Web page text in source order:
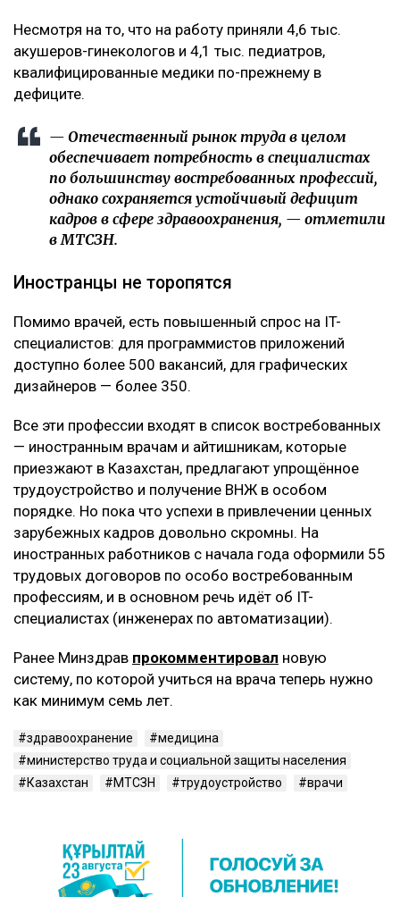
Несмотря на то, что на работу приняли 4,6 тыс.
акушеров-гинекологов и 4,1 тыс. педиатров,
квалифицированные медики по-прежнему в
дефиците.
— Отечественный рынок труда в целом
обеспечивает потребность в специалистах
по большинству востребованных профессий,
однако сохраняется устойчивый дефицит
кадров в сфере здравоохранения, — отметили
в МТСЗН.
Иностранцы не торопятся
Помимо врачей, есть повышенный спрос на IT-
специалистов: для программистов приложений
доступно более 500 вакансий, для графических
дизайнеров — более 350.
Все эти профессии входят в список востребованных
— иностранным врачам и айтишникам, которые
приезжают в Казахстан, предлагают упрощённое
трудоустройство и получение ВНЖ в особом
порядке. Но пока что успехи в привлечении ценных
зарубежных кадров довольно скромны. На
иностранных работников с начала года оформили 55
трудовых договоров по особо востребованным
профессиям, и в основном речь идёт об IT-
специалистах (инженерах по автоматизации).
Ранее Минздрав прокомментировал новую
систему, по которой учиться на врача теперь нужно
как минимум семь лет.
здравоохранение
медицина
министерство труда и социальной защиты населения
Казахстан
МТСЗН трудоустройство врачи